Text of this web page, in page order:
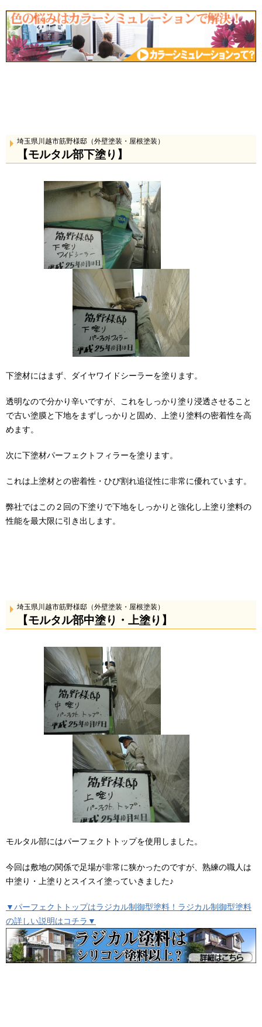
埼玉県川越市筋野様邸（外壁塗装・屋根塗装）
【モルタル部下塗り】
下塗材にはまず、ダイヤワイドシーラーを塗ります。
透明なので分かり辛いですが、これをしっかり塗り浸透させること
で古い塗膜と下地をまずしっかりと固め、上塗り塗料の密着性を高
めます。
次に下塗材パーフェクトフィラーを塗ります。
これは上塗材との密着性・ひび割れ追従性に非常に優れています。
弊社ではこの２回の下塗りで下地をしっかりと強化し上塗り塗料の
性能を最大限に引き出します。
埼玉県川越市筋野様邸（外壁塗装・屋根塗装）
【モルタル部中塗り・上塗り】
モルタル部にはパーフェクトトップを使用しました。
今回は敷地の関係で足場が非常に狭かったのですが、熟練の職人は
中塗り・上塗りとスイスイ塗っていきました♪
▼パーフェクトトップはラジカル制御型塗料！ラジカル制御型塗料
の詳しい説明はコチラ▼